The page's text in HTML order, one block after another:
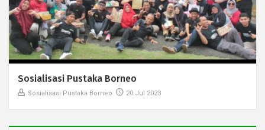
Sosialisasi Pustaka Borneo
Sosialisasi Pustaka Borneo 20 Jul 2023